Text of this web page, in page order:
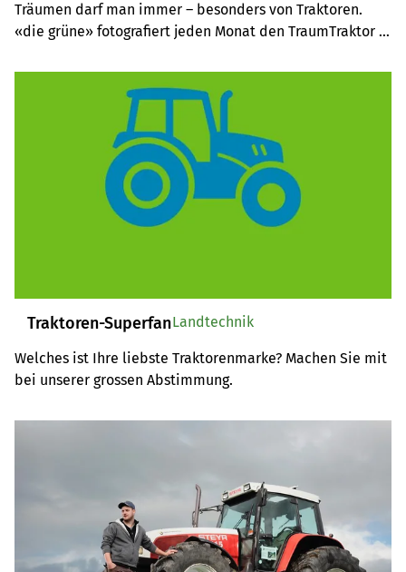
Träumen darf man immer – besonders von Traktoren.
«die grüne» fotografiert jeden Monat den TraumTraktor
aus dem Jahr 2019 in der Übersicht.
Traktoren-Superfan
Welches ist Ihre liebste Traktorenmarke? Machen Sie mit
bei unserer grossen Abstimmung.
Landtechnik